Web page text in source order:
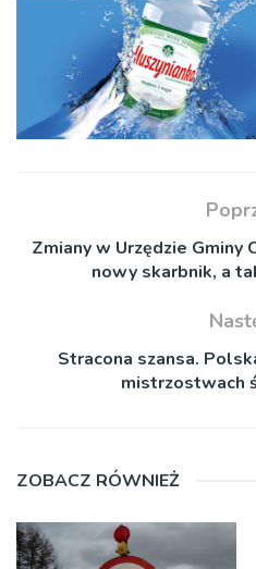
Zmiany w Urzędzie Gminy
nowy skarbnik, a
Stracona szansa.
mistrzostwach
ZOBACZ RÓWNIEŻ